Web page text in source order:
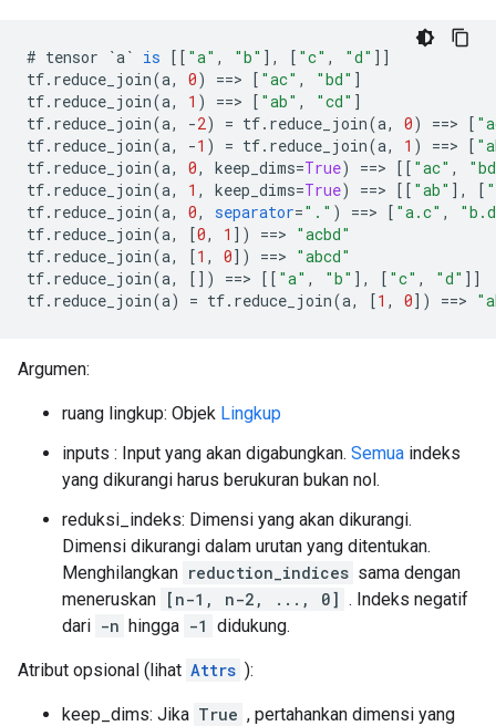
# tensor `a` is [[ "a" , "b" ] , [ "c" , "d" ]]
tf. reduce_join(a, 0) ==> [ "ac" , "bd" ]
tf. reduce_join(a, 1 ) ==> [ "ab" , "cd" ]
tf. reduce_join(a, -2) = tf. reduce_join(a, 0) ==> [
tf. reduce_join(a, -1 ) = tf. reduce_join(a, 1 ) ==> [
tf. reduce_join(a, 0, keep_dims=True) ==> [[ "ac" ,
tf. reduce_join(a, 1 , keep_dims=True) ==> [[ "ab" ] , [
tf. reduce_join(a, 0, separator="." ) ==> [ "a.c" ,
tf. reduce_join(a, [0, 1 ] ) ==> "acbd"
tf. reduce_join(a, [1 , 0] ) ==> "abcd"
tf. reduce_join(a, [] ) ==> [[ "a" , "b" ] , [ "c" , "d" ]]
tf. reduce_join(a) = tf. reduce_join(a, [1 , 0] ) ==>
Argumen:
ruang lingkup: Objek Lingkup
inputs : Input yang akan digabungkan. Semua indeks
yang dikurangi harus berukuran bukan nol.
reduksi_indeks: Dimensi yang akan dikurangi.
Dimensi dikurangi dalam urutan yang ditentukan.
Menghilangkan reduction_indices sama dengan
meneruskan [n-1, n-2, ..., 0] . Indeks negatif
dari -n hingga -1 didukung.
Atribut opsional (lihat Attrs ):
keep_dims: Jika True , pertahankan dimensi yang